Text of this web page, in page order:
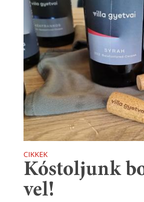
CIKKEK
Kóstoljunk
vel!